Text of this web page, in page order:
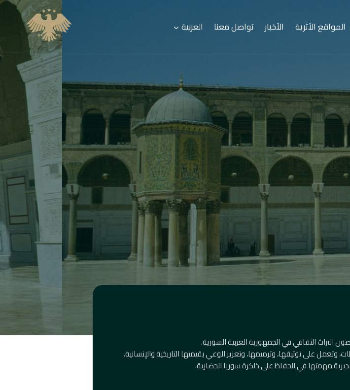
المواقع الأثرية الأخبار تواصل معنا العربية
الحضارات
الأولى، ووهبت العالم أبجديته الأولى،
وأديانه
التراث الثقافي في الجمهورية العربية السورية.
وتعمل على توثيقها، وترميمها، وتعزيز الوعي بقيمتها التاريخية والإنسانية.
مهمتها في الحفاظ على ذاكرة سوريا الحضارية.